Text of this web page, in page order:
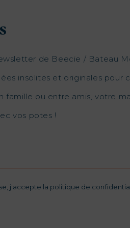
de Beecie / Bateau
insolites et originales pour
famille ou entre amis, votre
vos potes !
j'accepte la politique de